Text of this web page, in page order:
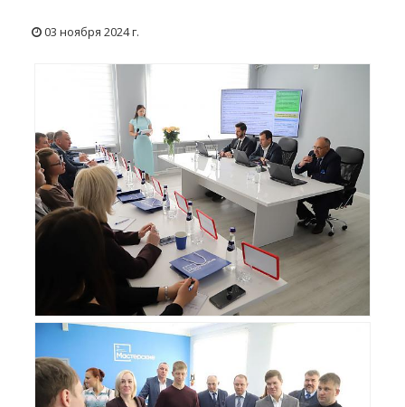
03 ноября 2024 г.